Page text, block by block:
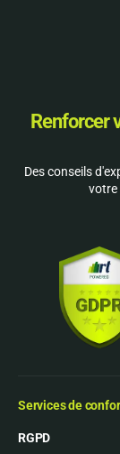
Renforcer
Des conseils
votre
Services de
RGPD